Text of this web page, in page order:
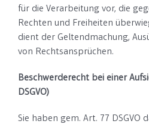
für die Verarbeitung vor, die
Rechten und Freiheiten
dient der Geltendmachung,
von Rechtsansprüchen.
Beschwerderecht bei einer
DSGVO)
Sie haben gem. Art. 77 DSGVO